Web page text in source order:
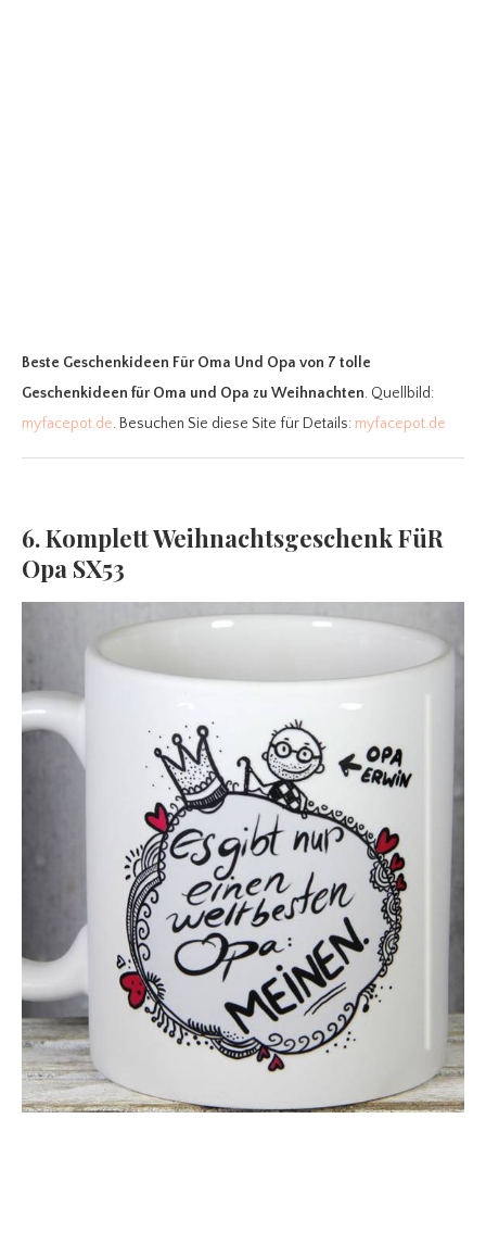
Beste Geschenkideen Für Oma Und Opa von 7 tolle
Geschenkideen für Oma und Opa zu Weihnachten. Quellbild:
myfacepot.de. Besuchen Sie diese Site für Details: myfacepot.de
6. Komplett Weihnachtsgeschenk FüR
Opa SX53